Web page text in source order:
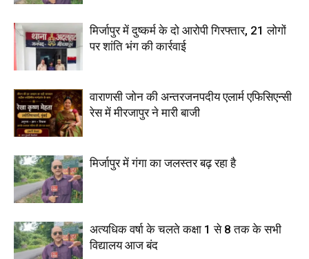
मिर्जापुर में दुष्कर्म के दो आरोपी गिरफ्तार, 21 लोगों
पर शांति भंग की कार्रवाई
वाराणसी जोन की अन्तरजनपदीय एलार्म एफिसिएन्सी
रेस में मीरजापुर ने मारी बाजी
मिर्जापुर में गंगा का जलस्तर बढ़ रहा है
अत्यधिक वर्षा के चलते कक्षा 1 से 8 तक के सभी
विद्यालय आज बंद